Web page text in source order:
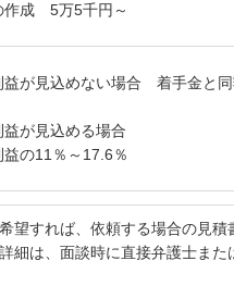
作成 5万5千円～
益が見込めない場合 着手金と
益が見込める場合
益の11％～17.6％
望すれば、依頼する場合の見積
細は、面談時に直接弁護士ま